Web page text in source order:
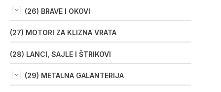
(26) BRAVE I OKOVI
(27) MOTORI ZA KLIZNA VRATA
(28) LANCI, SAJLE I ŠTRIKOVI
(29) METALNA GALANTERIJA